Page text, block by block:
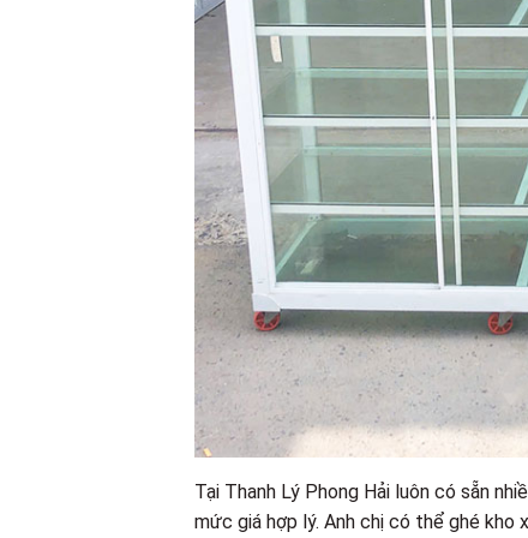
Tại Thanh Lý Phong Hải luôn có sẵn
mức giá hợp lý. Anh chị có thể ghé